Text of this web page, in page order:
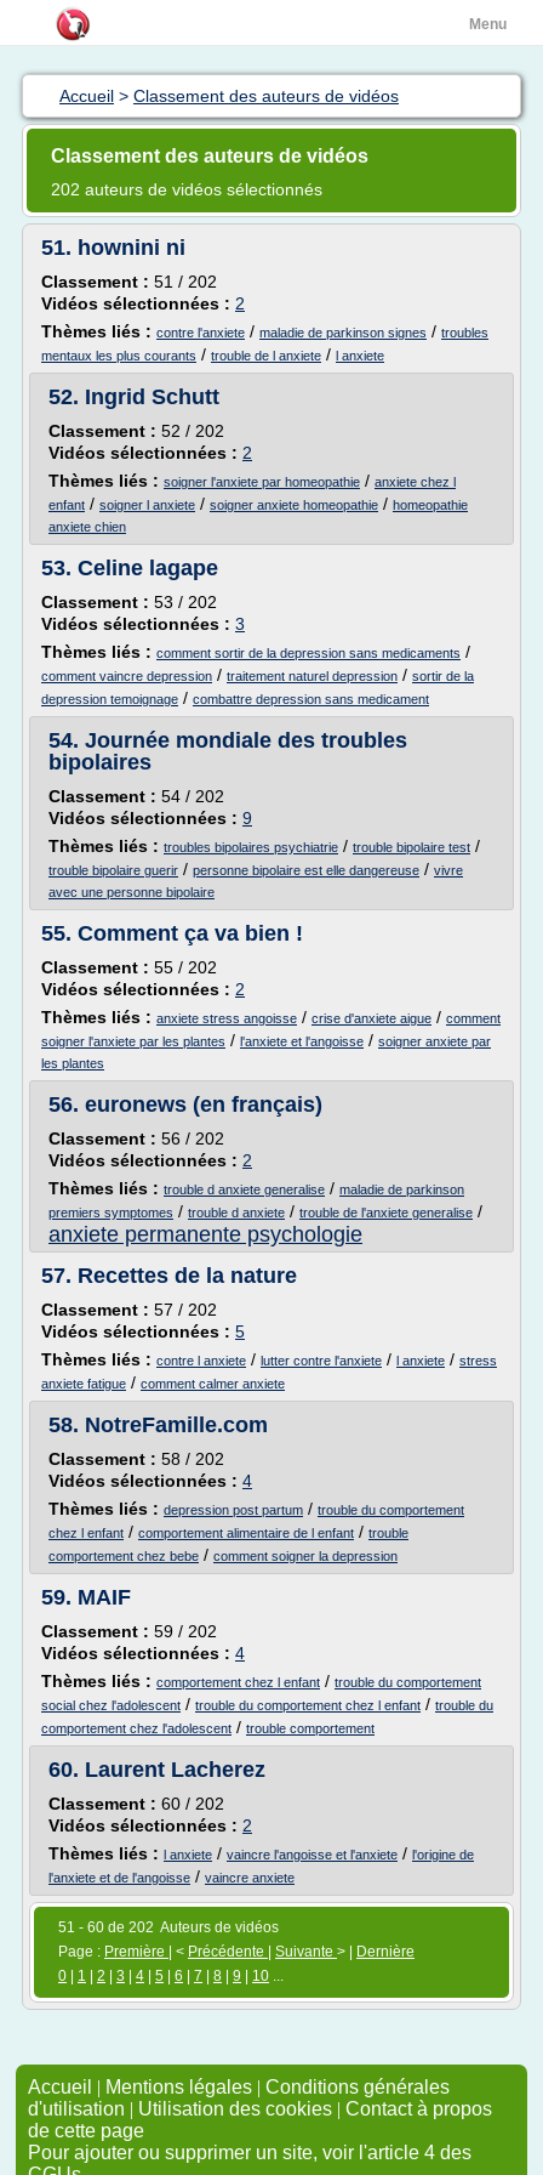
Menu
Accueil > Classement des auteurs de vidéos
Classement des auteurs de vidéos
202 auteurs de vidéos sélectionnés
51. hownini ni
Classement : 51 / 202
Vidéos sélectionnées : 2
Thèmes liés : contre l'anxiete / maladie de parkinson signes / troubles
mentaux les plus courants / trouble de l anxiete / l anxiete
52. Ingrid Schutt
Classement : 52 / 202
Vidéos sélectionnées : 2
Thèmes liés : soigner l'anxiete par homeopathie / anxiete chez l
enfant / soigner l anxiete / soigner anxiete homeopathie / homeopathie
anxiete chien
53. Celine lagape
Classement : 53 / 202
Vidéos sélectionnées : 3
Thèmes liés : comment sortir de la depression sans medicaments /
comment vaincre depression / traitement naturel depression / sortir de la
depression temoignage / combattre depression sans medicament
54. Journée mondiale des troubles
bipolaires
Classement : 54 / 202
Vidéos sélectionnées : 9
Thèmes liés : troubles bipolaires psychiatrie / trouble bipolaire test /
trouble bipolaire guerir / personne bipolaire est elle dangereuse / vivre
avec une personne bipolaire
55. Comment ça va bien !
Classement : 55 / 202
Vidéos sélectionnées : 2
Thèmes liés : anxiete stress angoisse / crise d'anxiete aigue / comment
soigner l'anxiete par les plantes / l'anxiete et l'angoisse / soigner anxiete par
les plantes
56. euronews (en français)
Classement : 56 / 202
Vidéos sélectionnées : 2
Thèmes liés : trouble d anxiete generalise / maladie de parkinson
premiers symptomes / trouble d anxiete / trouble de l'anxiete generalise /
anxiete permanente psychologie
57. Recettes de la nature
Classement : 57 / 202
Vidéos sélectionnées : 5
Thèmes liés : contre l anxiete / lutter contre l'anxiete / l anxiete / stress
anxiete fatigue / comment calmer anxiete
58. NotreFamille.com
Classement : 58 / 202
Vidéos sélectionnées : 4
Thèmes liés : depression post partum / trouble du comportement
chez l enfant / comportement alimentaire de l enfant / trouble
comportement chez bebe / comment soigner la depression
59. MAIF
Classement : 59 / 202
Vidéos sélectionnées : 4
Thèmes liés : comportement chez l enfant / trouble du comportement
social chez l'adolescent / trouble du comportement chez l enfant / trouble du
comportement chez l'adolescent / trouble comportement
60. Laurent Lacherez
Classement : 60 / 202
Vidéos sélectionnées : 2
Thèmes liés : l anxiete / vaincre l'angoisse et l'anxiete / l'origine de
l'anxiete et de l'angoisse / vaincre anxiete
51 - 60 de 202 Auteurs de vidéos
Page : Première | < Précédente Suivante > |
Dernière
0
1 2 3 4 5 6 7 8 9 10 ...
Accueil | Mentions légales | Conditions générales
d'utilisation | Utilisation des cookies | Contact à propos
de cette page
Pour ajouter ou supprimer un site, voir l'article 4 des